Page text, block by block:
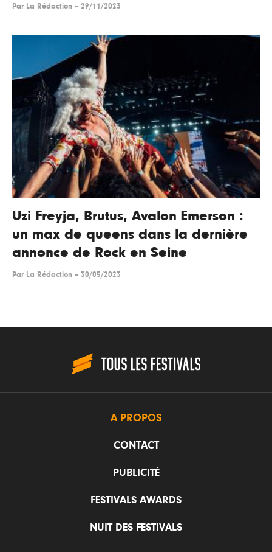
Par La Rédaction -- 29/11/2023
Uzi Freyja, Brutus, Avalon Emerson :
un max de queens dans la dernière
annonce de Rock en Seine
Par La Rédaction -- 30/05/2023
A PROPOS
CONTACT
PUBLICITÉ
FESTIVALS AWARDS
NUIT DES FESTIVALS